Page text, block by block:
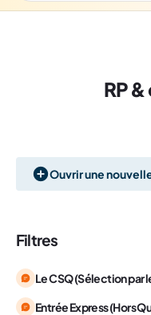
RP
Ouvrir une
Filtres
Le CSQ (Sélection par
Entrée Express (Hors